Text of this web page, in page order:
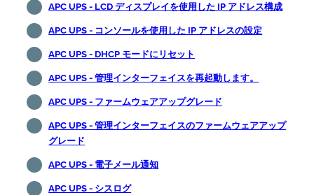
APC UPS - LCD ディスプレイを使用した IP アドレス構成
APC UPS - コンソールを使用した IP アドレスの設定
APC UPS - DHCP モードにリセット
APC UPS - 管理インターフェイスを再起動します。
APC UPS - ファームウェアアップグレード
APC UPS - 管理インターフェイスのファームウェアアップ
グレード
APC UPS - 電子メール通知
APC UPS - シスログ